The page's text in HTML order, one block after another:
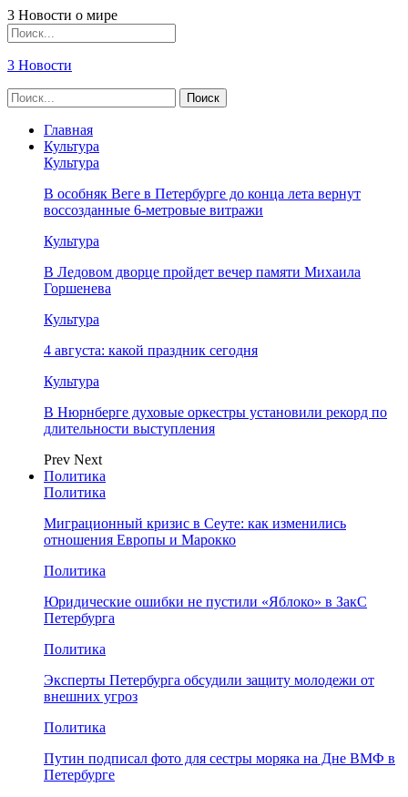
3 Новости о мире
3 Новости
Главная
Культура
Культура
В особняк Веге в Петербурге до конца лета вернут
воссозданные 6-метровые витражи
Культура
В Ледовом дворце пройдет вечер памяти Михаила
Горшенева
Культура
4 августа: какой праздник сегодня
Культура
В Нюрнберге духовые оркестры установили рекорд по
длительности выступления
Prev Next
Политика
Политика
Миграционный кризис в Сеуте: как изменились
отношения Европы и Марокко
Политика
Юридические ошибки не пустили «Яблоко» в ЗакС
Петербурга
Политика
Эксперты Петербурга обсудили защиту молодежи от
внешних угроз
Политика
Путин подписал фото для сестры моряка на Дне ВМФ в
Петербурге